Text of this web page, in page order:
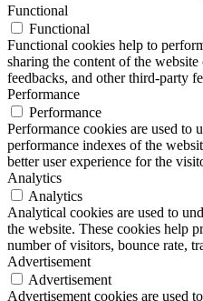
Functional
Functional
Functional cookies help to
sharing the content of the
feedbacks, and other third-party
Performance
Performance
Performance cookies are used to
performance indexes of the
better user experience for the
Analytics
Analytics
Analytical cookies are used to
the website. These cookies help
number of visitors, bounce rate,
Advertisement
Advertisement
Advertisement cookies are used